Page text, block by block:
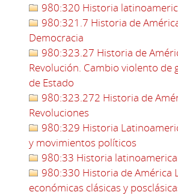
980:320 Historia
980:321.7 Historia de
Democracia
980:323.27 Historia de
Revolución. Cambio violento de
de Estado
980:323.272 Historia de
Revoluciones
980:329 Historia
y movimientos políticos
980:33 Historia
980:330 Historia de América
económicas clásicas y